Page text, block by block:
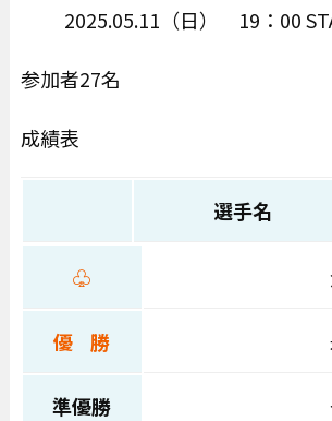
2025.05.11（日） 19：00
参加者27名
成績表
選手名
♧
優 勝
準優勝